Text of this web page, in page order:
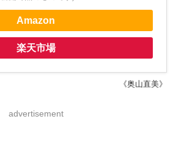
Amazon
楽天市場
《奥山直美》
advertisement